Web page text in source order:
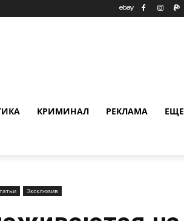
КРИМИНАЛ РЕКЛАМА ЕЩЕ
Эксклюзив